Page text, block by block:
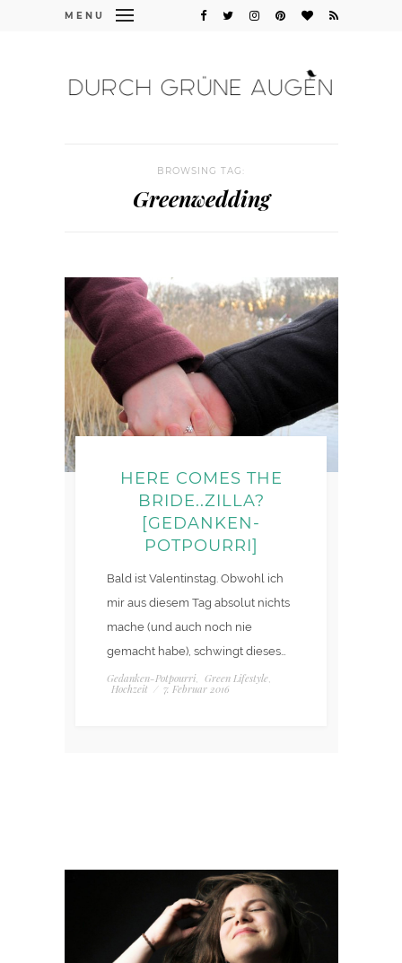
MENU
BROWSING TAG:
Greenwedding
HERE COMES THE
BRIDE..ZILLA?
[GEDANKEN-
POTPOURRI]
Bald ist Valentinstag. Obwohl ich
mir aus diesem Tag absolut nichts
mache (und auch noch nie
gemacht habe), schwingt dieses…
Gedanken-Potpourri, Green Lifestyle,
Hochzeit / 7. Februar 2016